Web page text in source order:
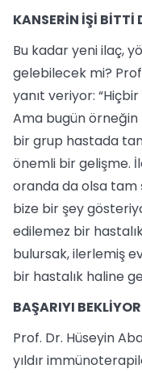
KANSERİN İŞİ BİTTİ
Bu kadar yeni ilaç,
gelebilecek mi?
yanıt veriyor:
Ama bugün örneğin
bir grup hastada
önemli bir gelişme.
oranda da olsa tam
bize bir şey
edilemez bir
bulursak, ilerlemiş
bir hastalık haline
BAŞARIYI
Prof. Dr. Hüseyin
yıldır